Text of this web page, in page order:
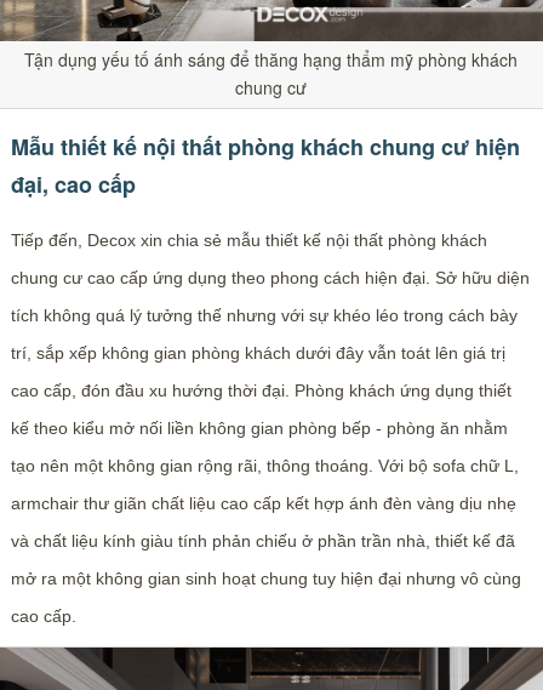
Tận dụng yếu tố ánh sáng để thăng hạng thẩm mỹ phòng khách
chung cư
Mẫu thiết kế nội thất phòng khách chung cư hiện
đại, cao cấp
Tiếp đến, Decox xin chia sẻ mẫu thiết kế nội thất phòng khách
chung cư cao cấp ứng dụng theo phong cách hiện đại. Sở hữu diện
tích không quá lý tưởng thế nhưng với sự khéo léo trong cách bày
trí, sắp xếp không gian phòng khách dưới đây vẫn toát lên giá trị
cao cấp, đón đầu xu hướng thời đại. Phòng khách ứng dụng thiết
kế theo kiểu mở nối liền không gian phòng bếp - phòng ăn nhằm
tạo nên một không gian rộng rãi, thông thoáng. Với bộ sofa chữ L,
armchair thư giãn chất liệu cao cấp kết hợp ánh đèn vàng dịu nhẹ
và chất liệu kính giàu tính phản chiếu ở phần trần nhà, thiết kế đã
mở ra một không gian sinh hoạt chung tuy hiện đại nhưng vô cùng
cao cấp.